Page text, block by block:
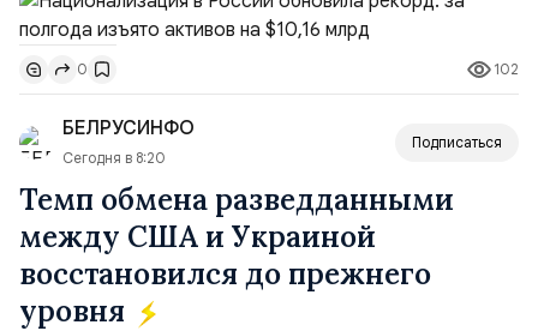
чем за аналогичный период 2025 года ($3,95 млрд).
Всего зафиксировано 15 национализационных
транзакций, которые обеспечили 42,2% денежного
объёма всего российского рынка слияний и
поглощений. Крупнейшей ...
0 102
БЕЛРУСИНФО
Сегодня в 8:20
Подписаться
Темп обмена разведданными
между США и Украиной
восстановился до прежнего
уровня